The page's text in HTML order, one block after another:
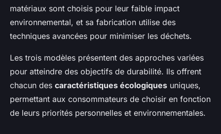
matériaux sont choisis pour leur faible impact
environnemental, et sa fabrication utilise des
techniques avancées pour minimiser les déchets.
Les trois modèles présentent des approches variées
pour atteindre des objectifs de durabilité. Ils offrent
chacun des caractéristiques écologiques uniques,
permettant aux consommateurs de choisir en fonction
de leurs priorités personnelles et environnementales.